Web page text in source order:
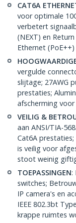
CAT6A
voor optimale
verbetert
(NEXT) en
Ethernet
vergulde
slijtage; 27AWG
prestaties;
afscherming
VEILIG &
aan ANSI/TIA-
Cat6A
is veilig voor
stoot weinig
TOEPASSINGEN:
switches;
IP camera's en
IEEE 802.3bt
krappe ruimtes